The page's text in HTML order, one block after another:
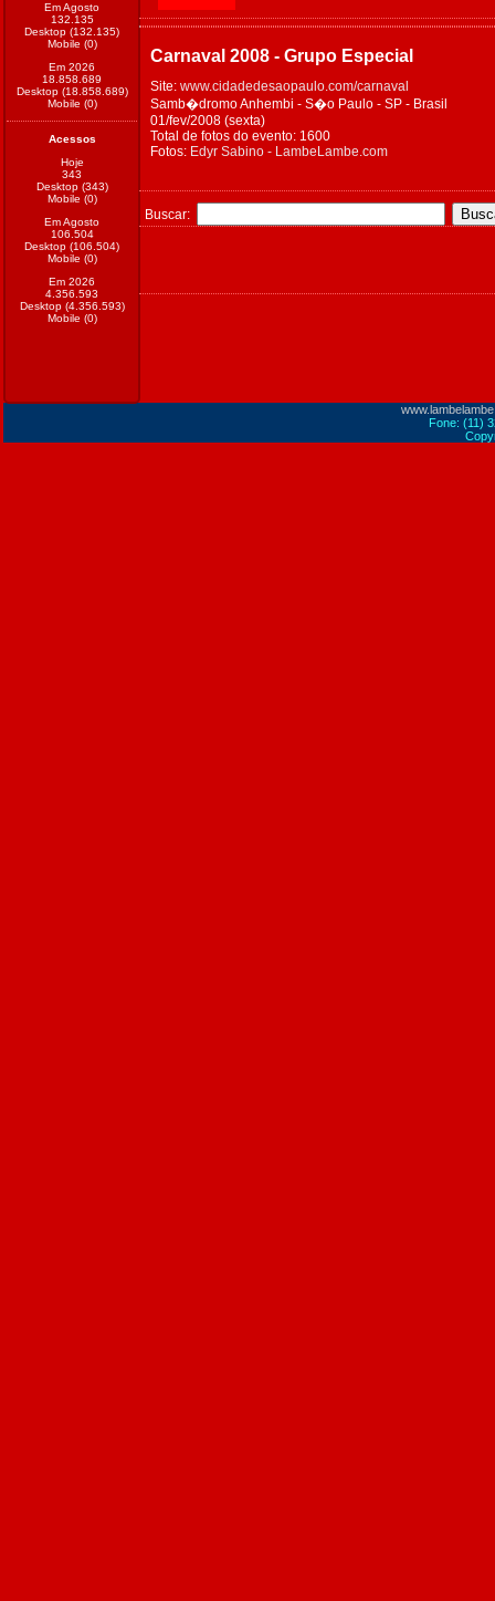
Em Agosto
132.135
Desktop (132.135)
Mobile (0)
Em 2026
18.858.689
Desktop (18.858.689)
Mobile (0)
Acessos
Hoje
343
Desktop (343)
Mobile (0)
Em Agosto
106.504
Desktop (106.504)
Mobile (0)
Em 2026
4.356.593
Desktop (4.356.593)
Mobile (0)
Carnaval 2008 - Grupo Especial
Site: www.cidadedesaopaulo.com/carnaval
Samb�dromo Anhembi - S�o Paulo - SP - Brasil
01/fev/2008 (sexta)
Total de fotos do evento: 1600
Fotos: Edyr Sabino - LambeLambe.com
Buscar:
Fone: (11)